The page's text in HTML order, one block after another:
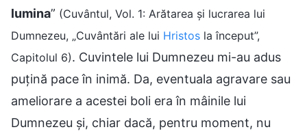
lumina” (Cuvântul, Vol. 1: Arătarea și lucrarea lui
Dumnezeu, „Cuvântări ale lui Hristos la început”,
Capitolul 6). Cuvintele lui Dumnezeu mi-au adus
puțină pace în inimă. Da, eventuala agravare sau
ameliorare a acestei boli era în mâinile lui
Dumnezeu și, chiar dacă, pentru moment, nu